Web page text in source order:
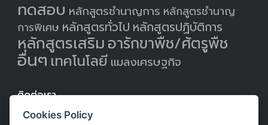
ทดสอบ หลักสูตรชำนาญการ หลักสูตรชำนาญ
การพิเศษ หลักสูตรทั่วไป หลักสูตรปฏิบัติการ
หลักสูตรเสริมอารักขาพืช/ศัตรูพืช
อื่นๆ เทคโนโลยี แมลงเศรษฐกิจ
ติดต่อเรา
กลุ่มพัฒนาเทคโนโลยีการฝึกอบรม
Cookies Policy